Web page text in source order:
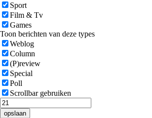
Sport
Film & Tv
Games
Toon berichten van deze types
Weblog
Column
(P)review
Special
Poll
Scrollbar gebruiken
opslaan